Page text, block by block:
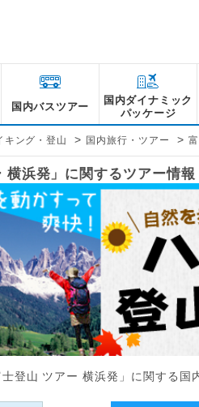
国内バスツアー
国内ダイナミック
パッケージ
キング・登山 > 国内旅行・ツアー >
横浜発」に関するツアー情
登山 ツアー 横浜発」に関する国